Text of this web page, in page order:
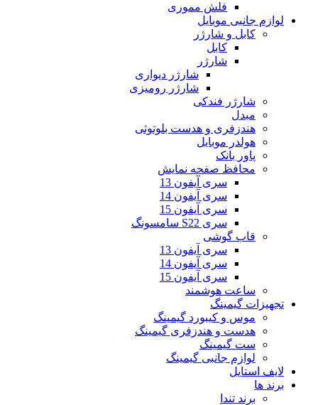
فلش مموری
لوازم جانبی موبایل
کابل و شارژر
کابل
شارژر
شارژر دیواری
شارژر رومیزی
شارژر فندکی
مبدل
هندزفری و هدست بلوتوثی
هولدر موبایل
پاور بانک
محافظ صفحه نمایش
سری آیفون 13
سری آیفون 14
سری آیفون 15
سری S22 سامسونگ
قاب گوشی
سری آیفون 13
سری آیفون 14
سری آیفون 15
ساعت هوشمند
تجهیزات گیمینگ
موس و کیبورد گیمینگ
هدست و هندزفری گیمینگ
ست گیمینگ
لوازم جانبی گیمینگ
لایف استایل
برند ها
برند تندا